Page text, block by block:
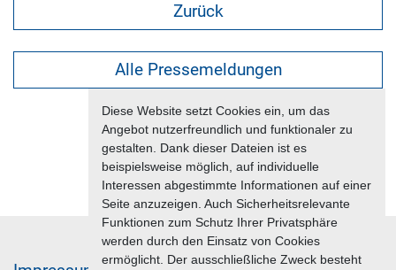
Diese Website setzt Cookies ein, um das
Angebot nutzerfreundlich und funktionaler zu
gestalten. Dank dieser Dateien ist es
beispielsweise möglich, auf individuelle
Interessen abgestimmte Informationen auf einer
Seite anzuzeigen. Auch Sicherheitsrelevante
Funktionen zum Schutz Ihrer Privatsphäre
werden durch den Einsatz von Cookies
ermöglicht. Der ausschließliche Zweck besteht
Zurück
Alle Pressemeldungen